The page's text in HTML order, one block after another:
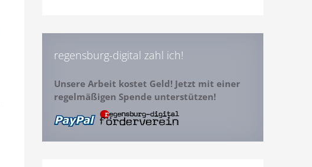
regensburg-digital zahl ich!
Unsere Arbeit kostet Geld! Jetzt mit einer
regelmäßigen Spende unterstützen!